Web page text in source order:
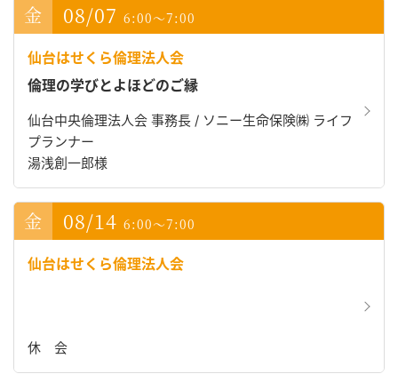
08/07 6:00～7:00
仙台はせくら倫理法人会
倫理の学びとよほどのご縁
仙台中央倫理法人会 事務長 / ソニー生命保険㈱ ライフ
プランナー
湯浅創一郎様
08/14 6:00～7:00
仙台はせくら倫理法人会
休 会